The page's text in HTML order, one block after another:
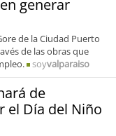
generar
de la Ciudad Puerto
de las obras que
soyvalparaiso
de
el Día del Niño